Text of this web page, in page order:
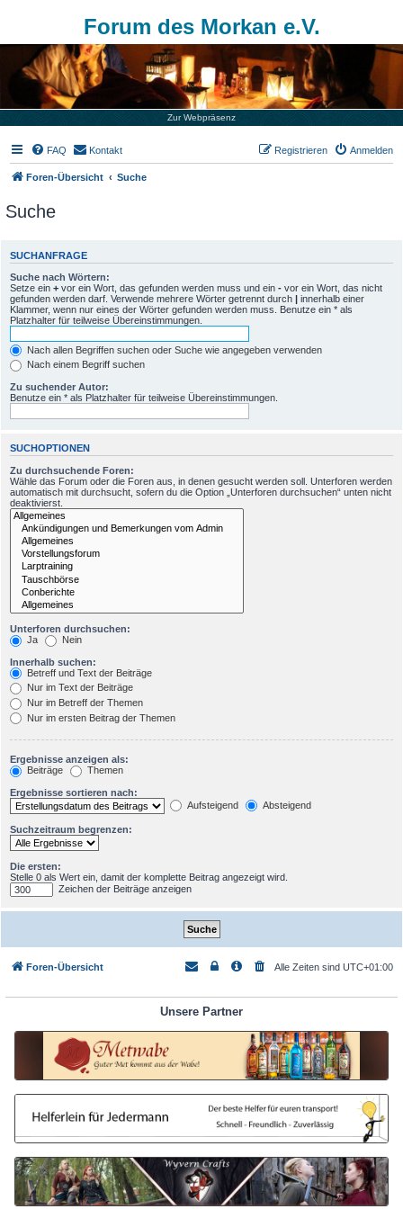
Forum des Morkan e.V.
Zur Webpräsenz
FAQ Kontakt Anmelden
Registrieren
Foren-Übersicht Suche
Suche
SUCHANFRAGE
Suche nach Wörtern:
Setze ein + vor ein Wort, das gefunden werden muss und ein - vor ein Wort, das nicht
gefunden werden darf. Verwende mehrere Wörter getrennt durch | innerhalb einer
Klammer, wenn nur eines der Wörter gefunden werden muss. Benutze ein * als
Platzhalter für teilweise Übereinstimmungen.
Nach allen Begriffen suchen oder Suche wie angegeben verwenden
Nach einem Begriff suchen
Zu suchender Autor:
Benutze ein * als Platzhalter für teilweise Übereinstimmungen.
SUCHOPTIONEN
Zu durchsuchende Foren:
Wähle das Forum oder die Foren aus, in denen gesucht werden soll. Unterforen werden
automatisch mit durchsucht, sofern du die Option „Unterforen durchsuchen“ unten nicht
deaktivierst.
Unterforen durchsuchen:
Ja
Nein
Innerhalb suchen:
Betreff und Text der Beiträge
Nur im Text der Beiträge
Nur im Betreff der Themen
Nur im ersten Beitrag der Themen
Ergebnisse anzeigen als:
Beiträge
Themen
Ergebnisse sortieren nach:
Aufsteigend
Absteigend
Suchzeitraum begrenzen:
Die ersten:
Stelle 0 als Wert ein, damit der komplette Beitrag angezeigt wird.
Zeichen der Beiträge anzeigen
Foren-Übersicht Alle Zeiten sind UTC+01:00
Unsere Partner